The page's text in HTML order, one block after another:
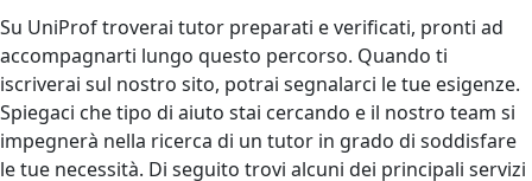
Su UniProf troverai tutor preparati e verificati, pronti ad
accompagnarti lungo questo percorso. Quando ti
iscriverai sul nostro sito, potrai segnalarci le tue esigenze.
Spiegaci che tipo di aiuto stai cercando e il nostro team si
impegnerà nella ricerca di un tutor in grado di soddisfare
le tue necessità. Di seguito trovi alcuni dei principali servizi